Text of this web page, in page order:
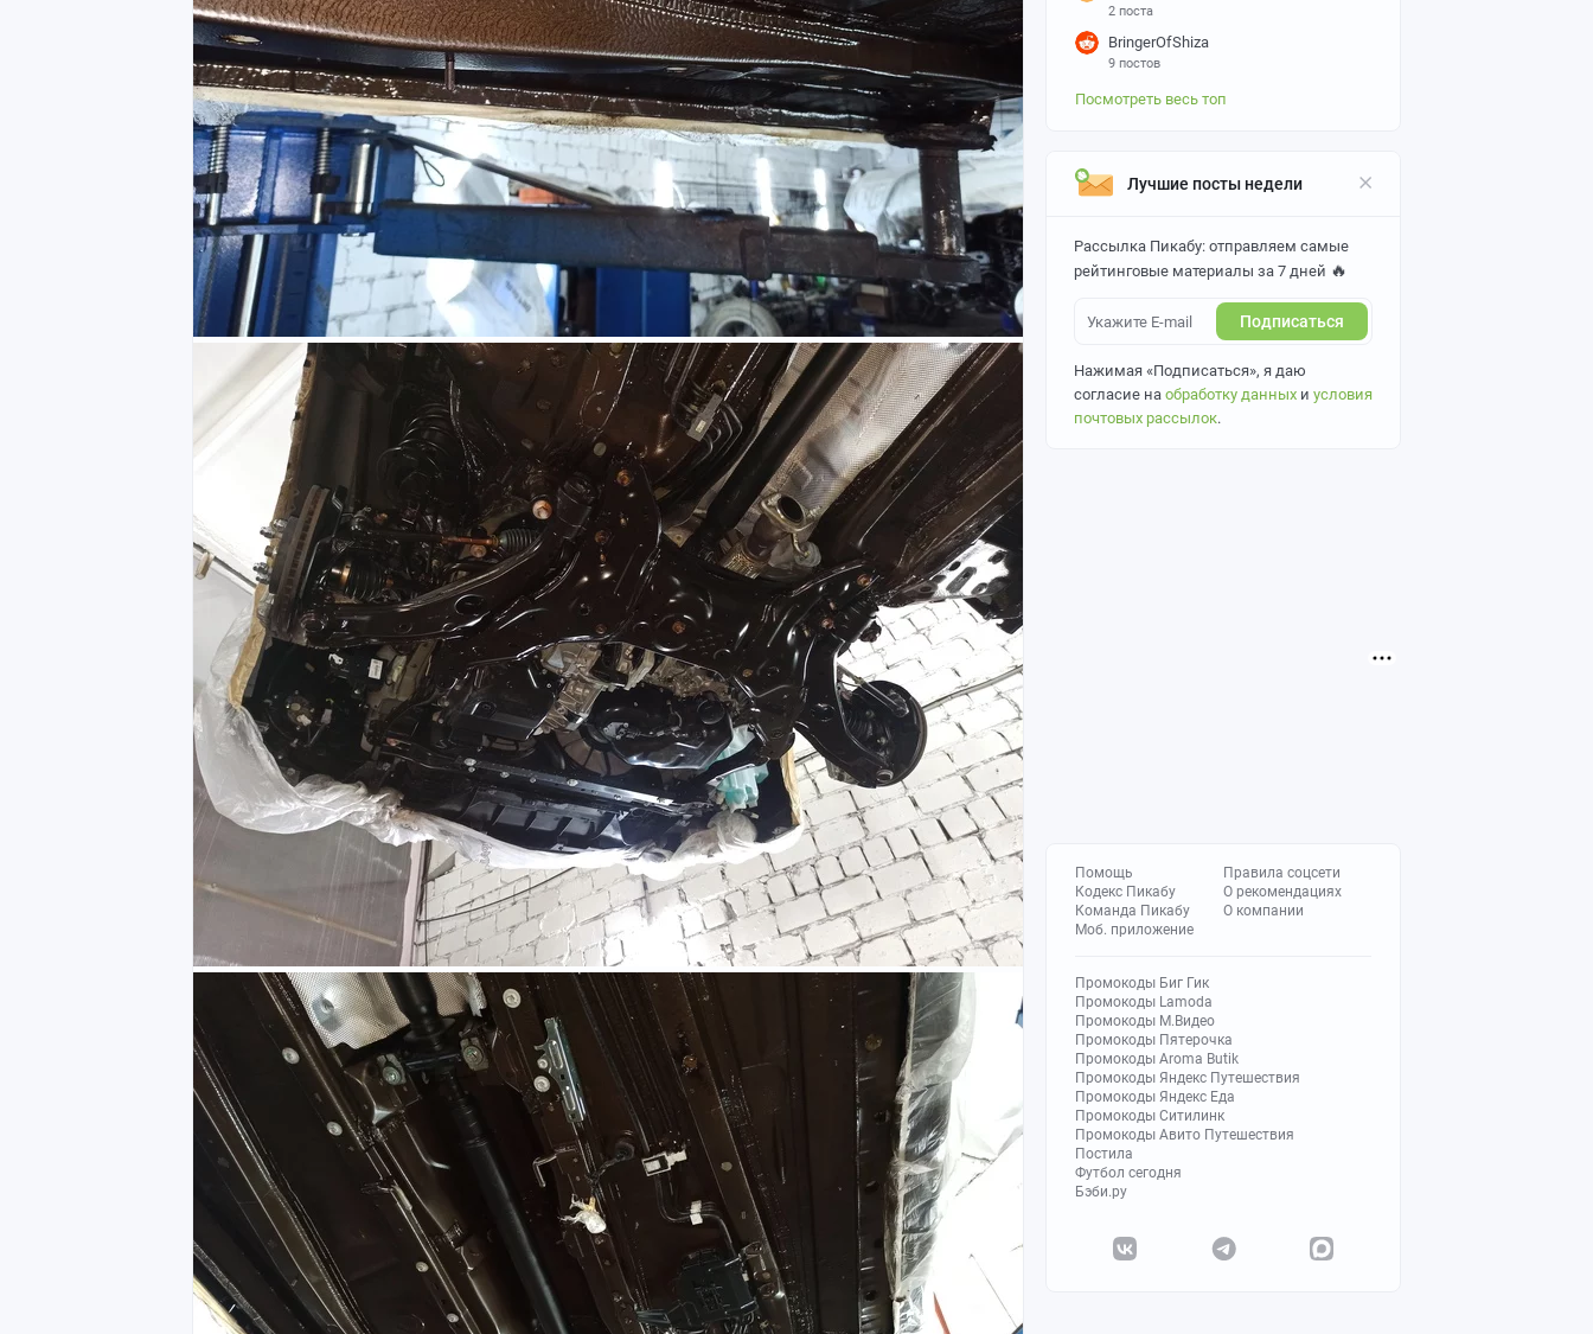
2 поста
BringerOfShiza
9 постов
Посмотреть весь топ
Лучшие посты недели
Рассылка Пикабу: отправляем самые
рейтинговые материалы за 7 дней 🔥
Подписаться
Нажимая «Подписаться», я даю
согласие на обработку данных и условия
почтовых рассылок.
Помощь
Кодекс Пикабу
Команда Пикабу
Моб. приложение
Правила соцсети
О рекомендациях
О компании
Промокоды Биг Гик
Промокоды Lamoda
Промокоды М.Видео
Промокоды Пятерочка
Промокоды Aroma Butik
Промокоды Яндекс Путешествия
Промокоды Яндекс Еда
Промокоды Ситилинк
Промокоды Авито Путешествия
Постила
Футбол сегодня
Бэби.ру